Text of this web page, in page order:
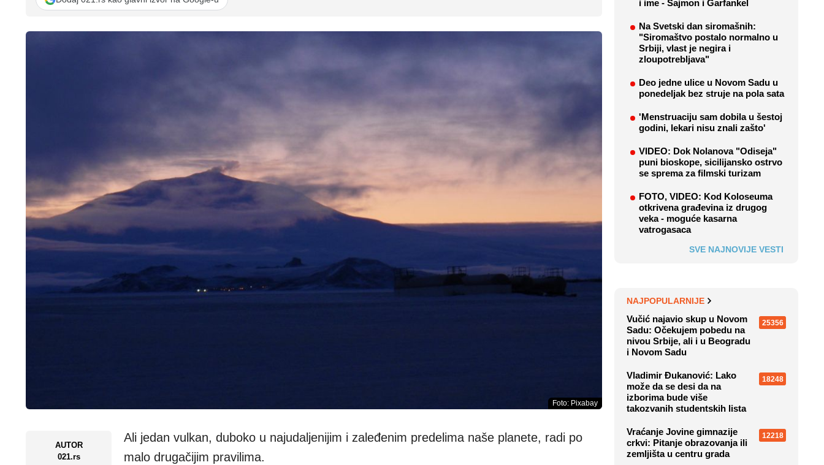
AUTOR
021.rs
Foto: Pixabay
Ali jedan vulkan, duboko u najudaljenijim i zaleđenim predelima naše planete, radi po
malo drugačijim pravilima.
i ime - Sajmon i Garfankel
Na Svetski dan siromašnih:
"Siromaštvo postalo normalno u
Srbiji, vlast je negira i
zloupotrebljava"
Deo jedne ulice u Novom Sadu u
ponedeljak bez struje na pola sata
'Menstruaciju sam dobila u šestoj
godini, lekari nisu znali zašto'
VIDEO: Dok Nolanova "Odiseja"
puni bioskope, sicilijansko ostrvo
se sprema za filmski turizam
FOTO, VIDEO: Kod Koloseuma
otkrivena građevina iz drugog
veka - moguće kasarna
vatrogasaca
SVE NAJNOVIJE VESTI
NAJPOPULARNIJE
Vučić najavio skup u Novom
Sadu: Očekujem pobedu na
nivou Srbije, ali i u Beogradu
i Novom Sadu
25356
Vladimir Đukanović: Lako
može da se desi da na
izborima bude više
takozvanih studentskih lista
18248
Vraćanje Jovine gimnazije
crkvi: Pitanje obrazovanja ili
zemljišta u centru grada
12218